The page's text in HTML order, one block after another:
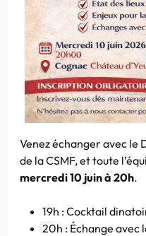
Venez échanger avec le
de la CSMF, et toute
mercredi 10 juin à 20h.
19h : Cocktail
20h : Échange avec